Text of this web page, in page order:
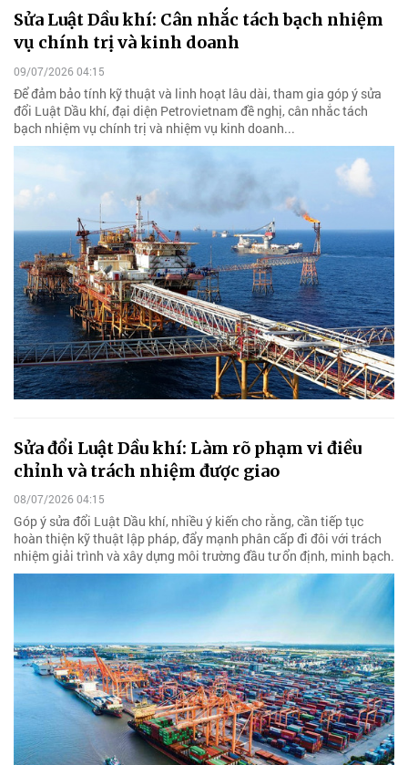
Sửa Luật Dầu khí: Cân nhắc tách bạch nhiệm
vụ chính trị và kinh doanh
09/07/2026 04:15
Để đảm bảo tính kỹ thuật và linh hoạt lâu dài, tham gia góp ý sửa
đổi Luật Dầu khí, đại diện Petrovietnam đề nghị, cân nhắc tách
bạch nhiệm vụ chính trị và nhiệm vụ kinh doanh...
Sửa đổi Luật Dầu khí: Làm rõ phạm vi điều
chỉnh và trách nhiệm được giao
08/07/2026 04:15
Góp ý sửa đổi Luật Dầu khí, nhiều ý kiến cho rằng, cần tiếp tục
hoàn thiện kỹ thuật lập pháp, đẩy mạnh phân cấp đi đôi với trách
nhiệm giải trình và xây dựng môi trường đầu tư ổn định, minh bạch.